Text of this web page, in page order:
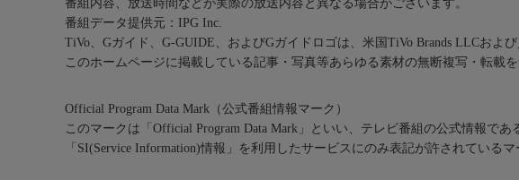
番組内容、放送時間などが実際の放送内容と異なる場合がございます。
番組データ提供元：IPG Inc.
TiVo、Gガイド、G-GUIDE、およびGガイドロゴは、米国TiVo Brands LLCおよ
このホームページに掲載している記事・写真等あらゆる素材の無断複写・転載を
Official Program Data Mark（公式番組情報マーク）
このマークは「Official Program Data Mark」といい、テレビ番組の公式情報であ
「SI(Service Information)情報」を利用したサービスにのみ表記が許されているマ